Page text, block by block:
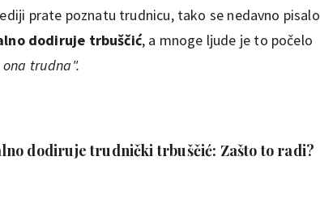
prate poznatu trudnicu, tako se nedavno pisalo
dodiruje trbuščić, a mnoge ljude je to počelo
trudna".
dodiruje trudnički trbuščić: Zašto to radi?